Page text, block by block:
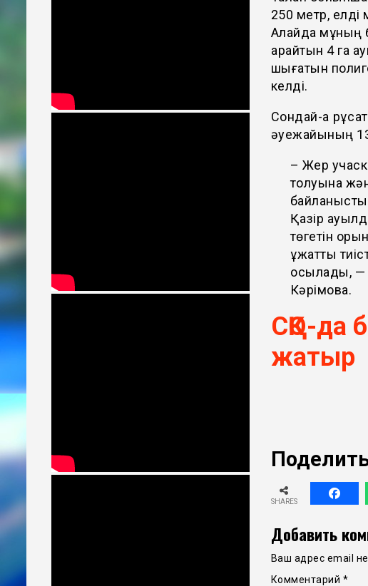
250 метр, елді
Алайда мұның
қарайтын 4 га
шығатын
келді.
Сондай-ақ
әуежайының
– Жер
толуына
байланысты
Қазір
төгетін
құжатты
қосылады, —
Кәрімова.
СҚО-да
жатыр
SHARES
Добавить
Ваш адрес email не
Комментарий *